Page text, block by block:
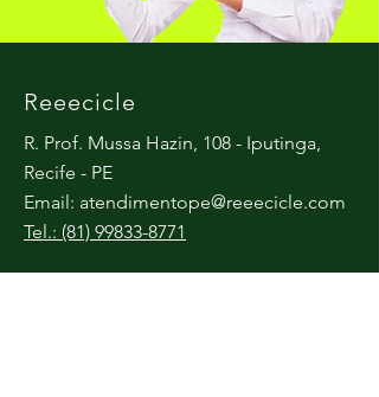
Reeecicle
R. Prof. Mussa Hazin, 108 - Iputinga,
Recife - PE
Email: atendimentope@reeecicle.com
Tel.: (81) 99833-8771